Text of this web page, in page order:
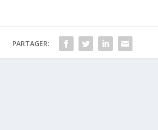
PARTAGER: